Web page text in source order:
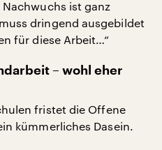
ist ganz
dringend ausgebildet
für diese Arbeit…“
– wohl eher
fristet die Offene
kümmerliches Dasein.